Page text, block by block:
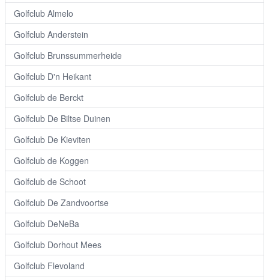
Golfclub Almelo
Golfclub Anderstein
Golfclub Brunssummerheide
Golfclub D'n Heikant
Golfclub de Berckt
Golfclub De Biltse Duinen
Golfclub De Kieviten
Golfclub de Koggen
Golfclub de Schoot
Golfclub De Zandvoortse
Golfclub DeNeBa
Golfclub Dorhout Mees
Golfclub Flevoland